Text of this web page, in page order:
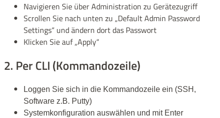
Navigieren Sie über Administration zu Gerätezugriff
Scrollen Sie nach unten zu „Default Admin Password
Settings“ und ändern dort das Passwort
Klicken Sie auf „Apply“
2. Per CLI (Kommandozeile)
Loggen Sie sich in die Kommandozeile ein (SSH,
Software z.B. Putty)
Systemkonfiguration auswählen und mit Enter